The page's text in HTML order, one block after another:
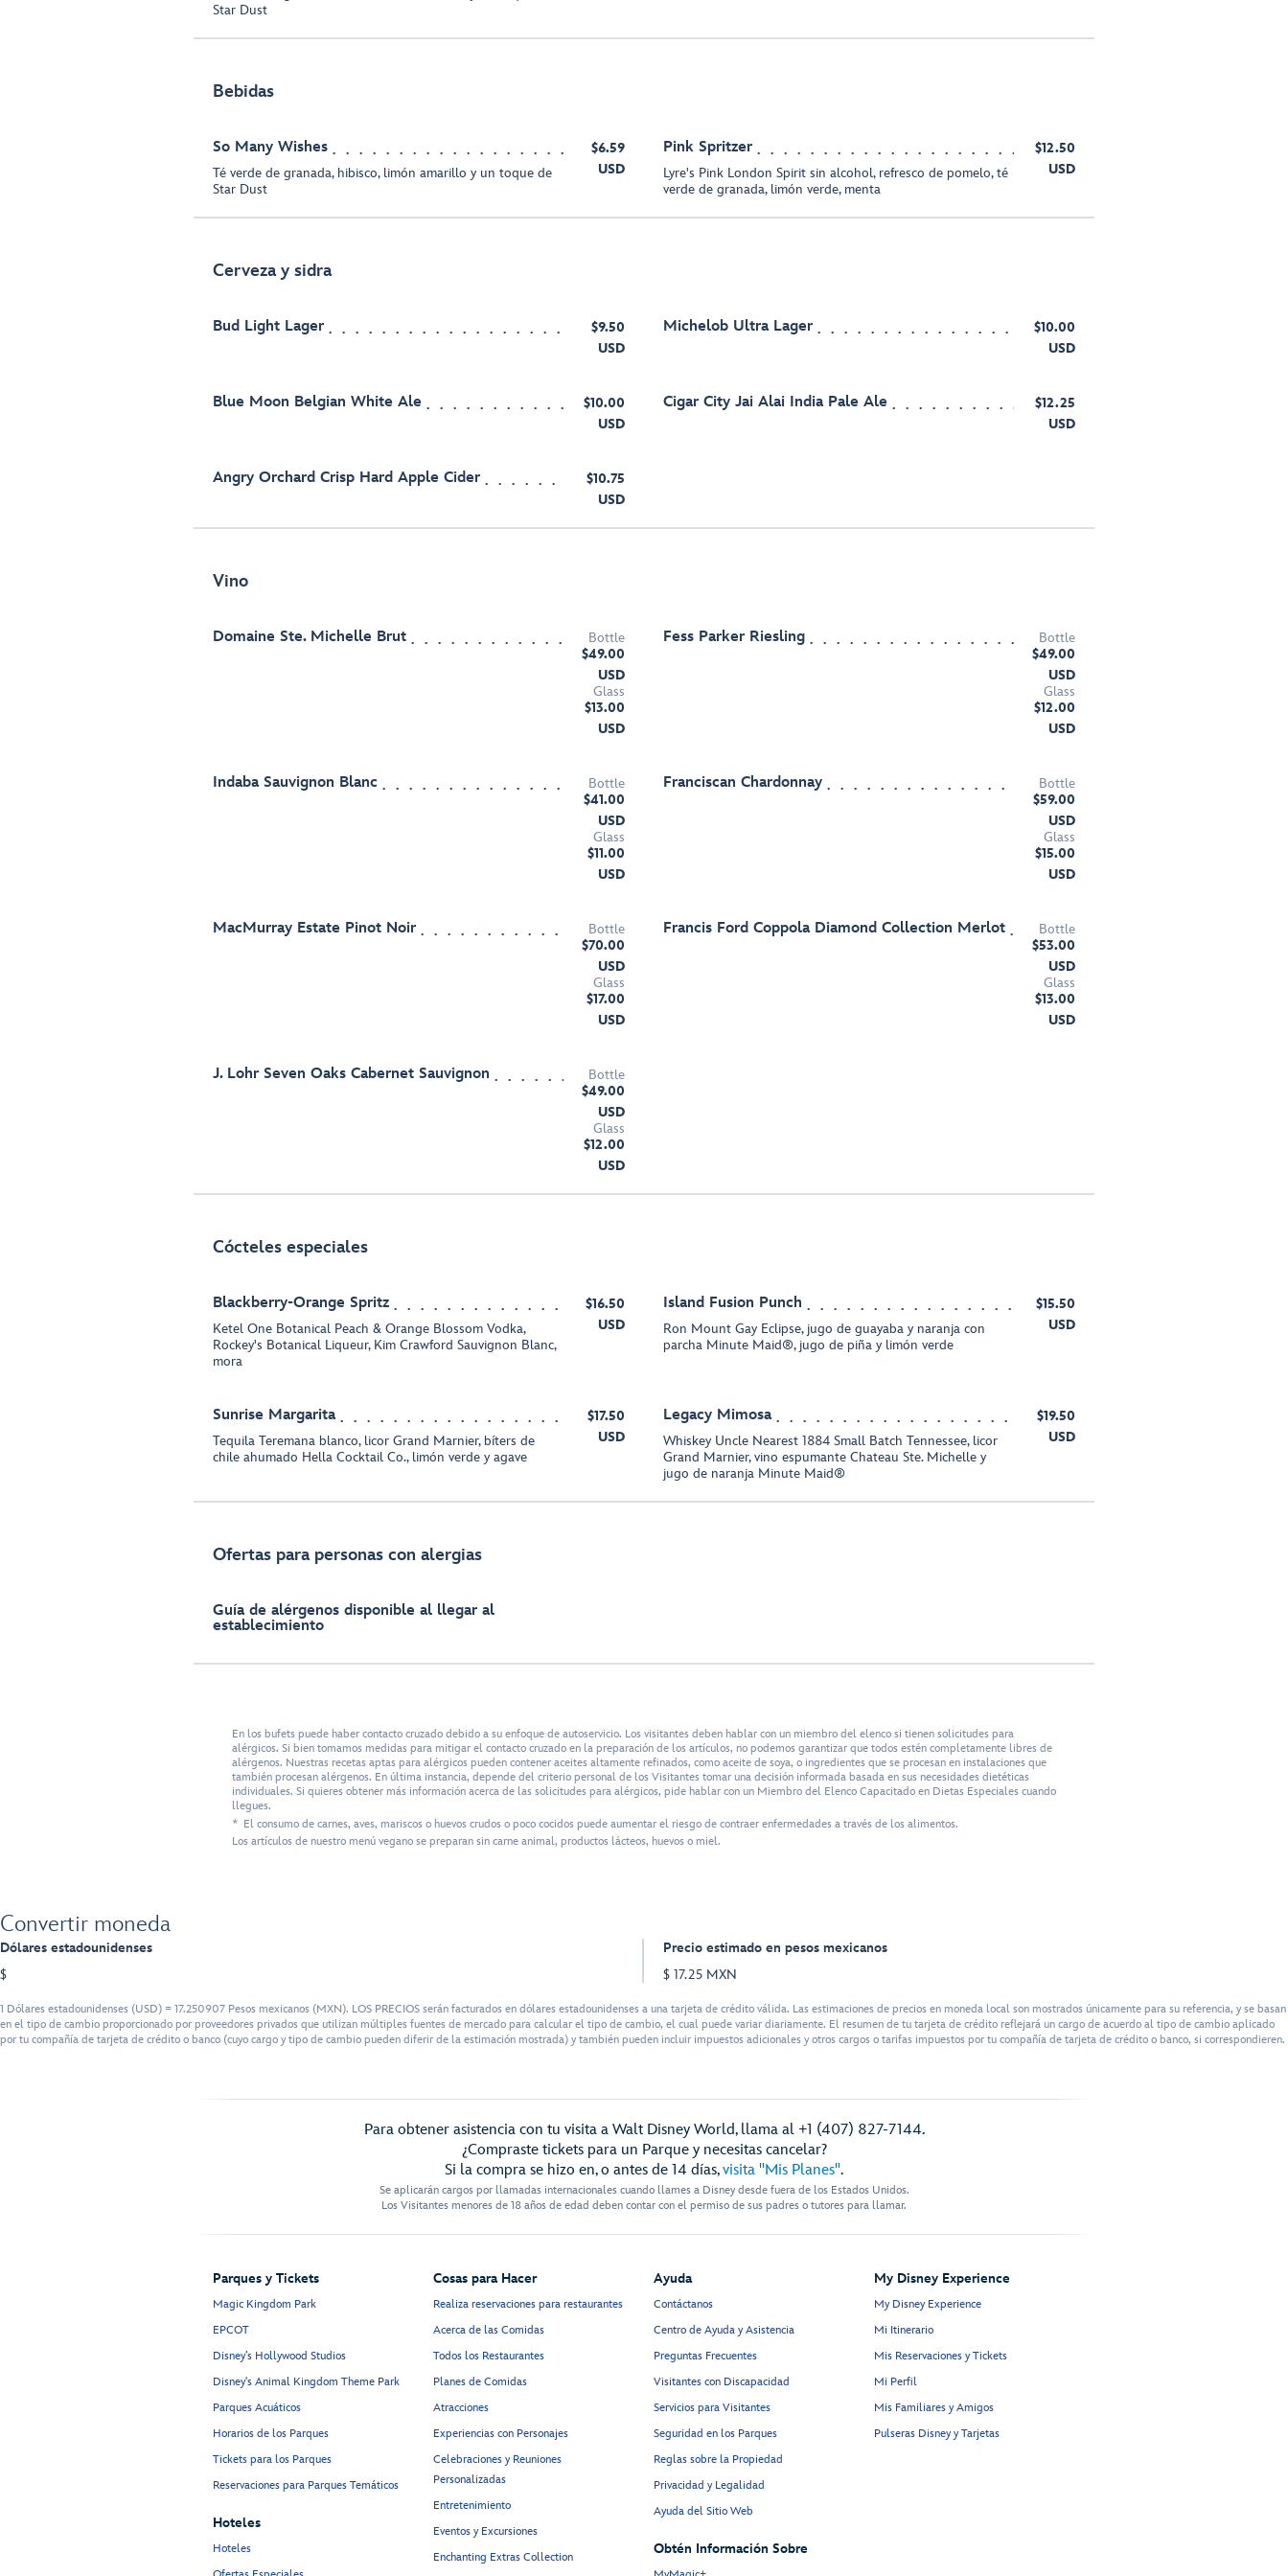
Star Dust
Bebidas
So Many Wishes
Té verde de granada, hibisco, limón amarillo y un toque de
Star Dust
$6.59
USD
Pink Spritzer
Lyre's Pink London Spirit sin alcohol, refresco de pomelo, té
verde de granada, limón verde, menta
$12.50
USD
Cerveza y sidra
Bud Light Lager
$9.50
USD
Michelob Ultra Lager
$10.00
USD
Blue Moon Belgian White Ale
$10.00
USD
Cigar City Jai Alai India Pale Ale
$12.25
USD
Angry Orchard Crisp Hard Apple Cider
$10.75
USD
Vino
Domaine Ste. Michelle Brut
Bottle
$49.00
USD
Glass
$13.00
USD
Fess Parker Riesling
Bottle
$49.00
USD
Glass
$12.00
USD
Indaba Sauvignon Blanc
Bottle
$41.00
USD
Glass
$11.00
USD
Franciscan Chardonnay
Bottle
$59.00
USD
Glass
$15.00
USD
MacMurray Estate Pinot Noir
Bottle
$70.00
USD
Glass
$17.00
USD
Francis Ford Coppola Diamond Collection Merlot
Bottle
$53.00
USD
Glass
$13.00
USD
J. Lohr Seven Oaks Cabernet Sauvignon
Bottle
$49.00
USD
Glass
$12.00
USD
Cócteles especiales
Blackberry-Orange Spritz
Ketel One Botanical Peach & Orange Blossom Vodka,
Rockey's Botanical Liqueur, Kim Crawford Sauvignon Blanc,
mora
$16.50
USD
Island Fusion Punch
Ron Mount Gay Eclipse, jugo de guayaba y naranja con
parcha Minute Maid®, jugo de piña y limón verde
$15.50
USD
Sunrise Margarita
Tequila Teremana blanco, licor Grand Marnier, bíters de
chile ahumado Hella Cocktail Co., limón verde y agave
$17.50
USD
Legacy Mimosa
Whiskey Uncle Nearest 1884 Small Batch Tennessee, licor
Grand Marnier, vino espumante Chateau Ste. Michelle y
jugo de naranja Minute Maid®
$19.50
USD
Ofertas para personas con alergias
Guía de alérgenos disponible al llegar al
establecimiento
En los bufets puede haber contacto cruzado debido a su enfoque de autoservicio. Los visitantes deben hablar con un miembro del elenco si tienen solicitudes para
alérgicos. Si bien tomamos medidas para mitigar el contacto cruzado en la preparación de los artículos, no podemos garantizar que todos estén completamente libres de
alérgenos. Nuestras recetas aptas para alérgicos pueden contener aceites altamente refinados, como aceite de soya, o ingredientes que se procesan en instalaciones que
también procesan alérgenos. En última instancia, depende del criterio personal de los Visitantes tomar una decisión informada basada en sus necesidades dietéticas
individuales. Si quieres obtener más información acerca de las solicitudes para alérgicos, pide hablar con un Miembro del Elenco Capacitado en Dietas Especiales cuando
llegues.
* El consumo de carnes, aves, mariscos o huevos crudos o poco cocidos puede aumentar el riesgo de contraer enfermedades a través de los alimentos.
Los artículos de nuestro menú vegano se preparan sin carne animal, productos lácteos, huevos o miel.
Convertir moneda
Dólares estadounidenses
$
Precio estimado en pesos mexicanos
$ 17.25 MXN
1 Dólares estadounidenses (USD) = 17.250907 Pesos mexicanos (MXN). LOS PRECIOS serán facturados en dólares estadounidenses a una tarjeta de crédito válida. Las estimaciones de precios en moneda local son mostrados únicamente para su referencia, y se basan
en el tipo de cambio proporcionado por proveedores privados que utilizan múltiples fuentes de mercado para calcular el tipo de cambio, el cual puede variar diariamente. El resumen de tu tarjeta de crédito reflejará un cargo de acuerdo al tipo de cambio aplicado
por tu compañía de tarjeta de crédito o banco (cuyo cargo y tipo de cambio pueden diferir de la estimación mostrada) y también pueden incluir impuestos adicionales y otros cargos o tarifas impuestos por tu compañía de tarjeta de crédito o banco, si correspondieren.
Para obtener asistencia con tu visita a Walt Disney World, llama al +1 (407) 827-7144.
¿Compraste tickets para un Parque y necesitas cancelar?
Si la compra se hizo en, o antes de 14 días,visita "Mis Planes".
Se aplicarán cargos por llamadas internacionales cuando llames a Disney desde fuera de los Estados Unidos.
Los Visitantes menores de 18 años de edad deben contar con el permiso de sus padres o tutores para llamar.
Parques y Tickets
Magic Kingdom Park
EPCOT
Disney’s Hollywood Studios
Disney's Animal Kingdom Theme Park
Parques Acuáticos
Horarios de los Parques
Tickets para los Parques
Reservaciones para Parques Temáticos
Hoteles
Hoteles
Cosas para Hacer
Realiza reservaciones para restaurantes
Acerca de las Comidas
Todos los Restaurantes
Planes de Comidas
Atracciones
Experiencias con Personajes
Celebraciones y Reuniones
Personalizadas
Entretenimiento
Eventos y Excursiones
Enchanting Extras Collection
Ayuda
Contáctanos
Centro de Ayuda y Asistencia
Preguntas Frecuentes
Visitantes con Discapacidad
Servicios para Visitantes
Seguridad en los Parques
Reglas sobre la Propiedad
Privacidad y Legalidad
Ayuda del Sitio Web
Obtén Información Sobre
My Disney Experience
My Disney Experience
Mi Itinerario
Mis Reservaciones y Tickets
Mi Perfil
Mis Familiares y Amigos
Pulseras Disney y Tarjetas